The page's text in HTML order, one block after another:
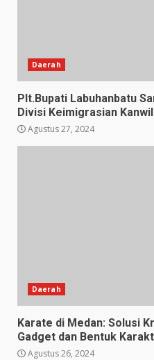
Daerah
Plt.Bupati Labuhanbatu
Divisi Keimigrasian
Agustus 27, 2024
Daerah
Karate di Medan: Solusi
Gadget dan Bentuk
Agustus 26, 2024